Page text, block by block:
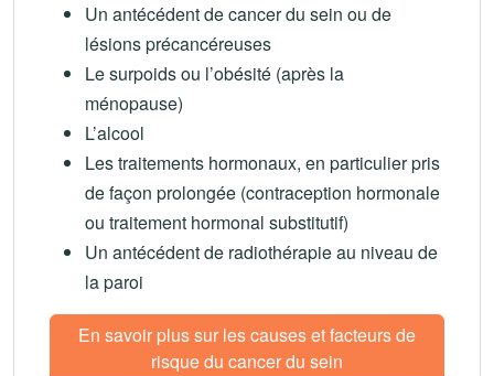
Un antécédent de cancer du sein ou de
lésions précancéreuses
Le surpoids ou l’obésité (après la
ménopause)
L’alcool
Les traitements hormonaux, en particulier pris
de façon prolongée (contraception hormonale
ou traitement hormonal substitutif)
Un antécédent de radiothérapie au niveau de
la paroi
En savoir plus sur les causes et facteurs de
risque du cancer du sein